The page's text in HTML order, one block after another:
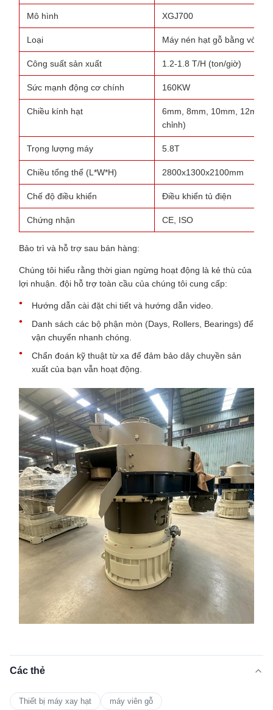
Mô hình XGJ700
Loại Máy nén hạt gỗ bằng vòng
Công suất sản xuất 1.2-1.8 T/H (ton/giờ)
Sức mạnh động cơ chính 160KW
Chiều kính hạt
6mm, 8mm, 10mm, 12mm
chỉnh)
Trọng lượng máy 5.8T
Chiều tổng thể (L*W*H) 2800x1300x2100mm
Chế độ điều khiển Điều khiển tủ điện
Chứng nhận CE, ISO
Bảo trì và hỗ trợ sau bán hàng:
Chúng tôi hiểu rằng thời gian ngừng hoạt động là kẻ thù của
lợi nhuận. đội hỗ trợ toàn cầu của chúng tôi cung cấp:
Hướng dẫn cài đặt chi tiết và hướng dẫn video.
Danh sách các bộ phận mòn (Days, Rollers, Bearings) để
vận chuyển nhanh chóng.
Chẩn đoán kỹ thuật từ xa để đảm bảo dây chuyền sản
xuất của bạn vẫn hoạt động.
Các thẻ
Thiết bị máy xay hạt
máy viên gỗ